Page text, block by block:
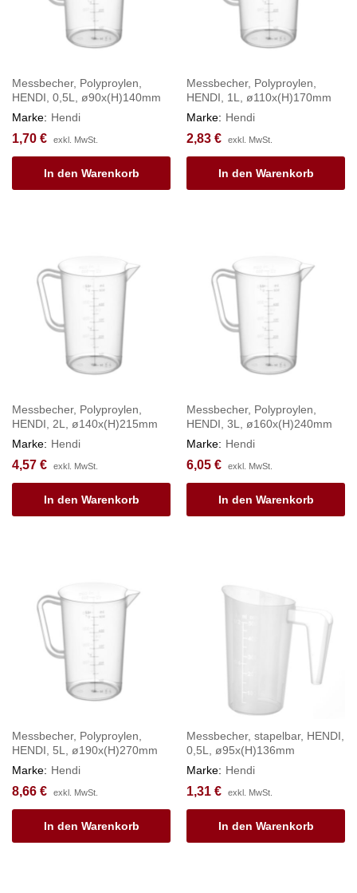
Messbecher, Polyproylen,
HENDI, 0,5L, ø90x(H)140mm
Marke: Hendi
1,70 € exkl. MwSt.
In den Warenkorb
Messbecher, Polyproylen,
HENDI, 1L, ø110x(H)170mm
Marke: Hendi
2,83 € exkl. MwSt.
In den Warenkorb
Messbecher, Polyproylen,
HENDI, 2L, ø140x(H)215mm
Marke: Hendi
4,57 € exkl. MwSt.
In den Warenkorb
Messbecher, Polyproylen,
HENDI, 3L, ø160x(H)240mm
Marke: Hendi
6,05 € exkl. MwSt.
In den Warenkorb
Messbecher, Polyproylen,
HENDI, 5L, ø190x(H)270mm
Marke: Hendi
8,66 € exkl. MwSt.
In den Warenkorb
Messbecher, stapelbar, HENDI,
0,5L, ø95x(H)136mm
Marke: Hendi
1,31 € exkl. MwSt.
In den Warenkorb